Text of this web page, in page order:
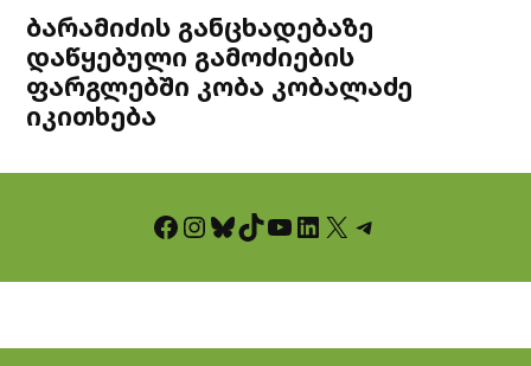
ბარამიძის განცხადებაზე
დაწყებული გამოძიების
ფარგლებში კობა კობალაძე
იკითხება
Facebook InstagramBluesky TikTok YouTube LinkedIn X Telegram